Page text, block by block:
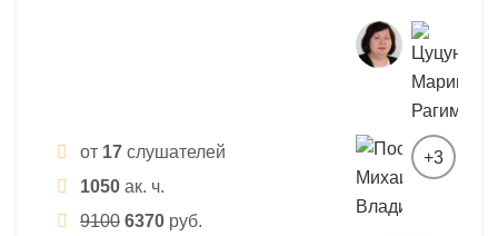
от 17 слушателей
1050 ак. ч.
9100 6370 руб.
+3